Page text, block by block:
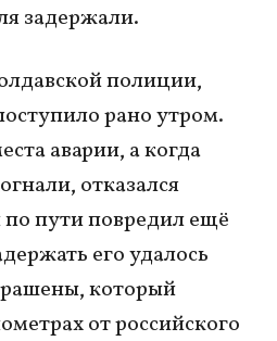
задержали.
полиции,
рано утром.
аварии, а когда
отказался
по пути повредил ещё
его удалось
который
от российского